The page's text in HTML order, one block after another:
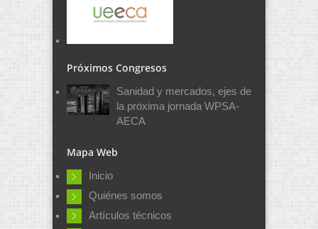
Próximos Congresos
Sanidad y mercados, ejes de
la próxima jornada WPSA-
AECA
Mapa Web
Inicio
Quiénes somos
Artículos técnicos